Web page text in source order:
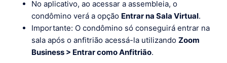
No aplicativo, ao acessar a assembleia, o
condômino verá a opção Entrar na Sala Virtual.
Importante: O condômino só conseguirá entrar na
sala após o anfitrião acessá-la utilizandoZoom
Business > Entrar como Anfitrião.